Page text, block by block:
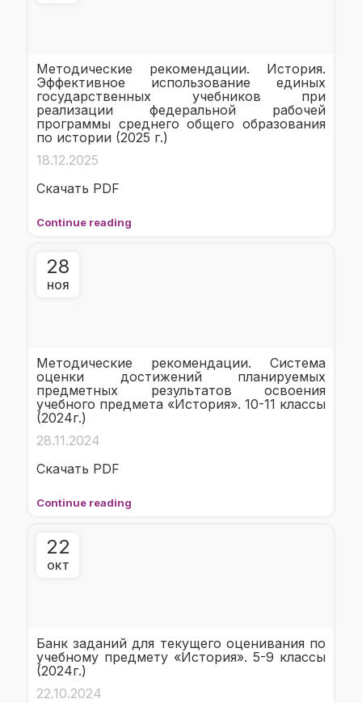
Методические рекомендации. История.
Эффективное использование единых
государственных учебников при
реализации федеральной рабочей
программы среднего общего образования
по истории (2025 г.)
18.12.2025
Скачать PDF
Continue reading
28
НОЯ
Методические рекомендации. Система
оценки достижений планируемых
предметных результатов освоения
учебного предмета «История». 10-11 классы
(2024г.)
28.11.2024
Скачать PDF
Continue reading
22
ОКТ
Банк заданий для текущего оценивания по
учебному предмету «История». 5-9 классы
(2024г.)
22.10.2024